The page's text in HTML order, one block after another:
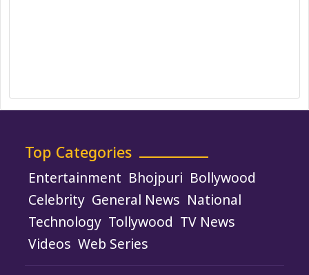
Top Categories
Entertainment Bhojpuri Bollywood
Celebrity General News National
Technology Tollywood TV News
Videos Web Series